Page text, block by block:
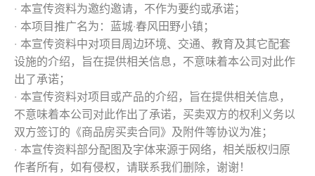
· 本宣传资料为邀约邀请，不作为要约或承诺；
· 本项目推广名为：蓝城·春风田野小镇；
· 本宣传资料中对项目周边环境、交通、教育及其它配套
设施的介绍，旨在提供相关信息，不意味着本公司对此作
出了承诺；
· 本宣传资料对项目或产品的介绍，旨在提供相关信息，
不意味着本公司对此作出了承诺，买卖双方的权利义务以
双方签订的《商品房买卖合同》及附件等协议为准；
· 本宣传资料部分配图及字体来源于网络，相关版权归原
作者所有，如有侵权，请联系我们删除，谢谢！